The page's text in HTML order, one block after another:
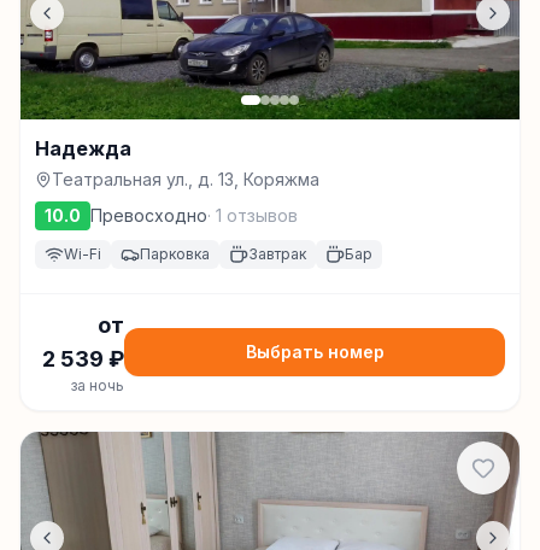
Надежда
Театральная ул., д. 13, Коряжма
10.0 Превосходно· 1 отзывов
Wi-Fi Парковка Завтрак Бар
от
2 539 ₽
за ночь
Выбрать номер